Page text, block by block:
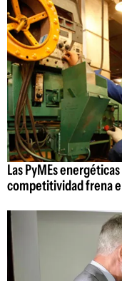
Las PyMEs
competitividad frena